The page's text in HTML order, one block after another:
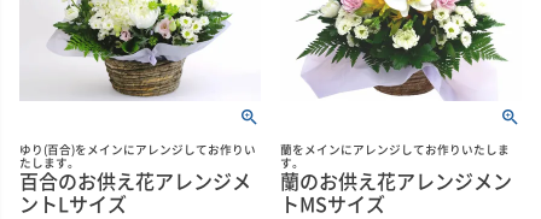
ゆり(百合)をメインにアレンジしてお作りい
たします。
百合のお供え花アレンジメ
ントLサイズ
蘭をメインにアレンジしてお作りいたしま
す。
蘭のお供え花アレンジメン
トMSサイズ